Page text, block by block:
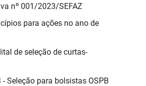
nº 001/2023/SEFAZ
para ações no ano de
de seleção de curtas-
Seleção para bolsistas OSPB